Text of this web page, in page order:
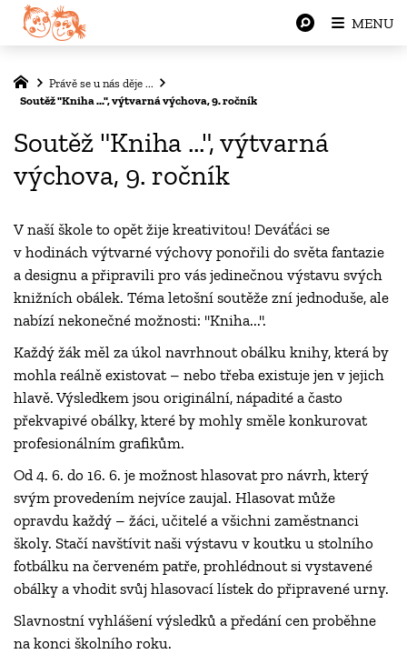
Právě se u nás děje ...
Soutěž "Kniha ...", výtvarná výchova, 9. ročník
Soutěž "Kniha ...", výtvarná
výchova, 9. ročník
V naší škole to opět žije kreativitou! Deváťáci se
v hodinách výtvarné výchovy ponořili do světa fantazie
a designu a připravili pro vás jedinečnou výstavu svých
knižních obálek. Téma letošní soutěže zní jednoduše, ale
nabízí nekonečné možnosti: "Kniha...".
Každý žák měl za úkol navrhnout obálku knihy, která by
mohla reálně existovat – nebo třeba existuje jen v jejich
hlavě. Výsledkem jsou originální, nápadité a často
překvapivé obálky, které by mohly směle konkurovat
profesionálním grafikům.
Od 4. 6. do 16. 6. je možnost hlasovat pro návrh, který
svým provedením nejvíce zaujal. Hlasovat může
opravdu každý – žáci, učitelé a všichni zaměstnanci
školy. Stačí navštívit naši výstavu v koutku u stolního
fotbálku na červeném patře, prohlédnout si vystavené
obálky a vhodit svůj hlasovací lístek do připravené urny.
Slavnostní vyhlášení výsledků a předání cen proběhne
na konci školního roku.
MENU